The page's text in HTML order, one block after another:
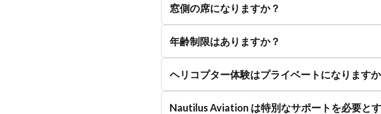
窓側の席になりますか？
年齢制限はありますか？
ヘリコプター体験はプライベートになります
Nautilus Aviation は特別なサポートを必要と